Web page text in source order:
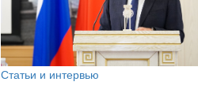
Статьи и интервью